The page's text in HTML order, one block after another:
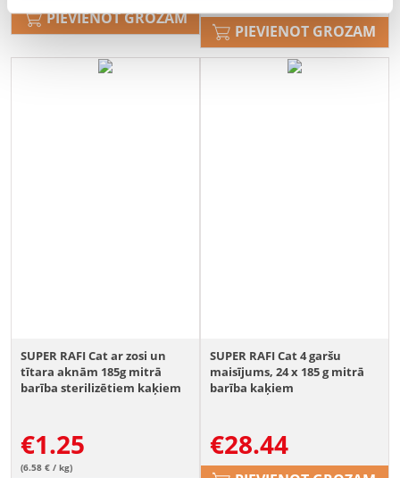
PIEVIENOT GROZAM
PIEVIENOT GROZAM
SUPER RAFI Cat ar zosi un
tītara aknām 185g mitrā
barība sterilizētiem kaķiem
€1.25
(6.58 € / kg)
SUPER RAFI Cat 4 garšu
maisījums, 24 x 185 g mitrā
barība kaķiem
€28.44